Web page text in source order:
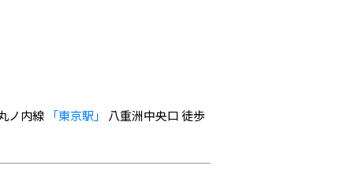
ノ内線 「東京駅」 八重洲中央口 徒歩